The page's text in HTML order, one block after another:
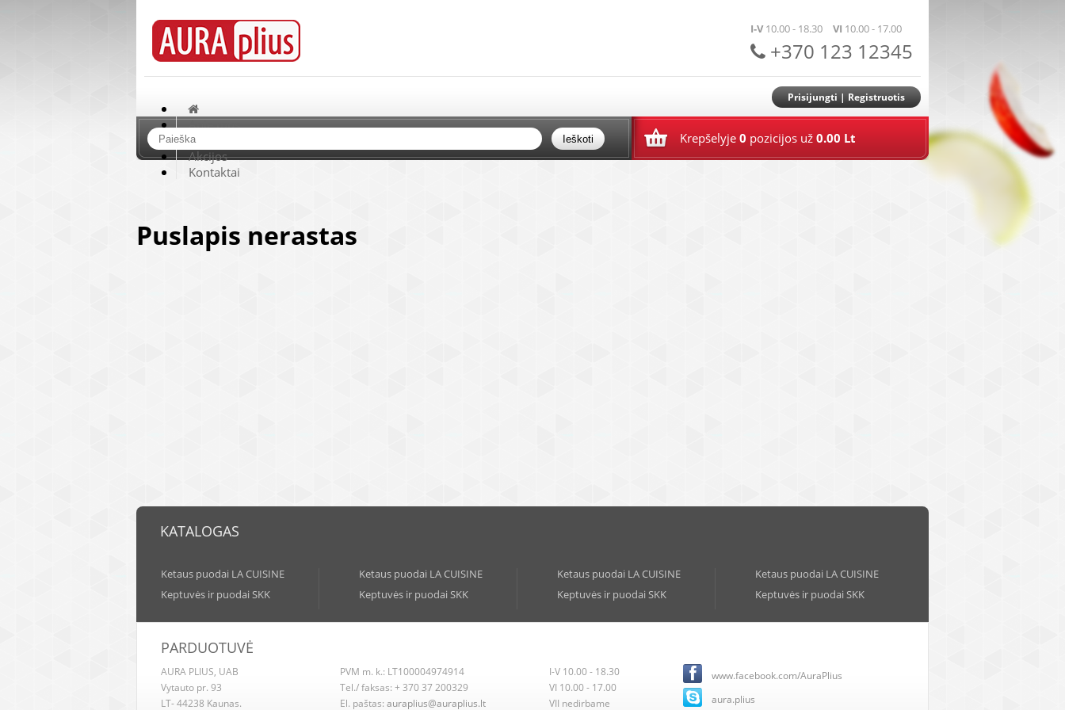
I-V10.00 - 18.30 VI 10.00 - 17.00
+370 123 12345
Apie mus
Naujienos
Akcijos
Kontaktai
Prisijungti|Registruotis
Krepšelyje 0 pozicijos už 0.00 Lt
Puslapis nerastas
KATALOGAS
Ketaus puodai LA CUISINE Ketaus puodai LA CUISINE Ketaus puodai LA CUISINE
Ketaus puodai LA CUISINE
Keptuvės ir puodai SKK
Keptuvės ir puodai SKK Keptuvės ir puodai SKK Keptuvės ir puodai SKK
PARDUOTUVĖ
AURA PLIUS, UAB
Vytauto pr. 93
LT- 44238 Kaunas.
PVM m. k.: LT100004974914
Tel./ faksas: + 370 37 200329
El. paštas: auraplius@auraplius.lt
I-V 10.00 - 18.30
VI 10.00 - 17.00
VII nedirbame
www.facebook.com/AuraPlius
aura.plius